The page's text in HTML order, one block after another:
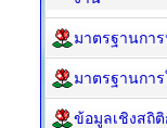
มาตรฐานกา
มาตรฐานการ
ข้อมูลเชิงสถิ